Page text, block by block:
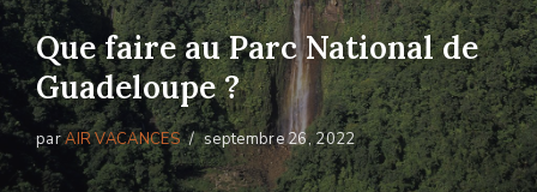
Que faire au Parc National de
Guadeloupe ?
parAIR VACANCES septembre 26, 2022